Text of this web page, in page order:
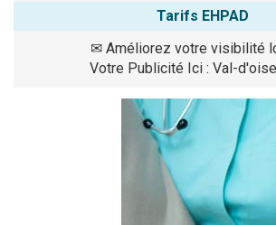
Tarifs EHPAD
✉ Améliorez votre visibilité
Votre Publicité Ici : Val-